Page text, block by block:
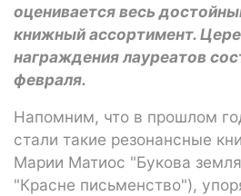
оценивается весь
книжный ассортимент.
награждения лауреатов
февраля.
Напомним, что в прошлом
стали такие резонансные
Марии Матиос "Букова
"Красне письменство"),